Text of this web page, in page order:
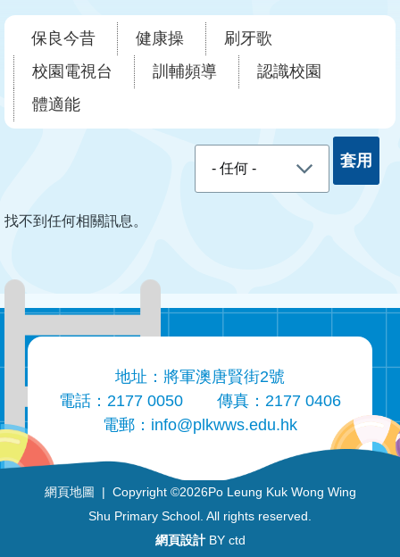
結
保良今昔 健康操
刷牙歌
校園電視台
訓輔頻導
認識校園
體適能
找不到任何相關訊息。
地址：將軍澳唐賢街2號
電話：2177 0050
傳真：2177 0406
電郵： info@plkwws.edu.hk
網頁地圖 | Copyright ©2026Po Leung Kuk Wong Wing
Shu Primary School. All rights reserved.
網頁設計 BY ctd